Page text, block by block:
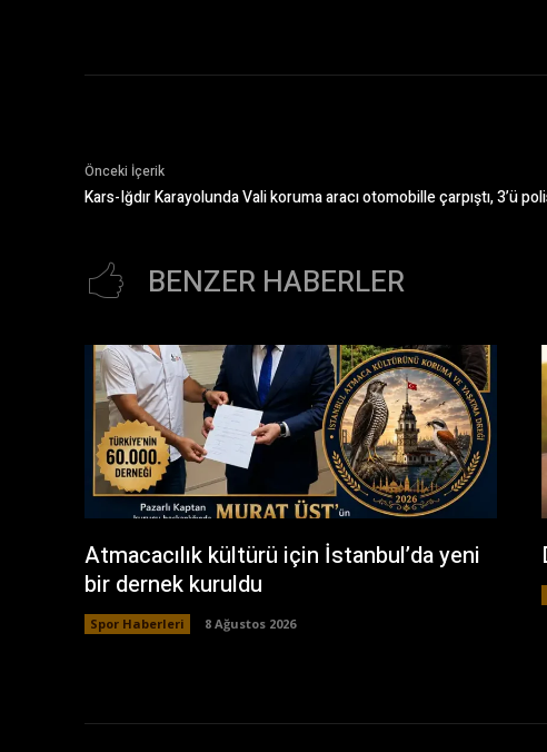
Önceki İçerik
Kars-Iğdır Karayolunda Vali koruma aracı otomobille çarpıştı, 3’ü
BENZER HABERLER
Atmacacılık kültürü için İstanbul’da yeni
bir dernek kuruldu
Spor Haberleri 8 Ağustos 2026